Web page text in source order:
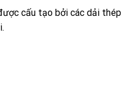
cấu tạo bởi các dải thép